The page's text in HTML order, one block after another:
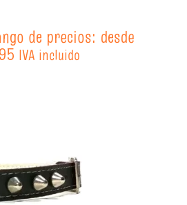
de precios: desde
IVA incluido